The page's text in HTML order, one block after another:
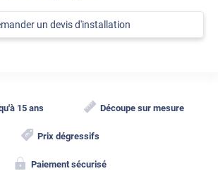
un devis d'installation
15 ans Découpe sur mesure
Prix dégressifs
Paiement sécurisé